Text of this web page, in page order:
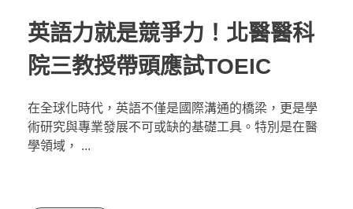
英語力就是競爭力！北醫醫科
院三教授帶頭應試TOEIC
在全球化時代，英語不僅是國際溝通的橋梁，更是學
術研究與專業發展不可或缺的基礎工具。特別是在醫
學領域， ...